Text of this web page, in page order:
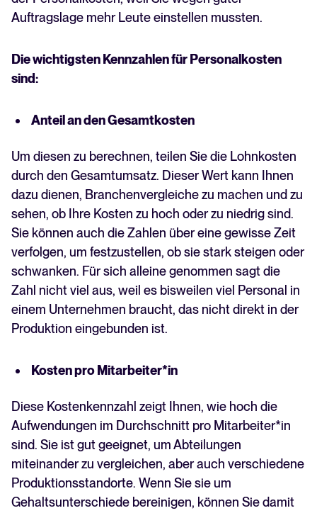
Auftragslage mehr Leute einstellen mussten.
Die wichtigsten Kennzahlen für Personalkosten
sind:
Anteil an den Gesamtkosten
Um diesen zu berechnen, teilen Sie die Lohnkosten
durch den Gesamtumsatz. Dieser Wert kann Ihnen
dazu dienen, Branchenvergleiche zu machen und zu
sehen, ob Ihre Kosten zu hoch oder zu niedrig sind.
Sie können auch die Zahlen über eine gewisse Zeit
verfolgen, um festzustellen, ob sie stark steigen oder
schwanken. Für sich alleine genommen sagt die
Zahl nicht viel aus, weil es bisweilen viel Personal in
einem Unternehmen braucht, das nicht direkt in der
Produktion eingebunden ist.
Kosten pro Mitarbeiter*in
Diese Kostenkennzahl zeigt Ihnen, wie hoch die
Aufwendungen im Durchschnitt pro Mitarbeiter*in
sind. Sie ist gut geeignet, um Abteilungen
miteinander zu vergleichen, aber auch verschiedene
Produktionsstandorte. Wenn Sie sie um
Gehaltsunterschiede bereinigen, können Sie damit